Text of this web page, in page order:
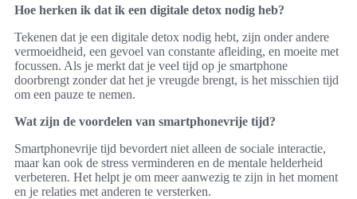
Hoe herken ik dat ik een digitale detox nodig heb?
Tekenen dat je een digitale detox nodig hebt, zijn onder andere
vermoeidheid, een gevoel van constante afleiding, en moeite met
focussen. Als je merkt dat je veel tijd op je smartphone
doorbrengt zonder dat het je vreugde brengt, is het misschien tijd
om een pauze te nemen.
Wat zijn de voordelen van smartphonevrije tijd?
Smartphonevrije tijd bevordert niet alleen de sociale interactie,
maar kan ook de stress verminderen en de mentale helderheid
verbeteren. Het helpt je om meer aanwezig te zijn in het moment
en je relaties met anderen te versterken.